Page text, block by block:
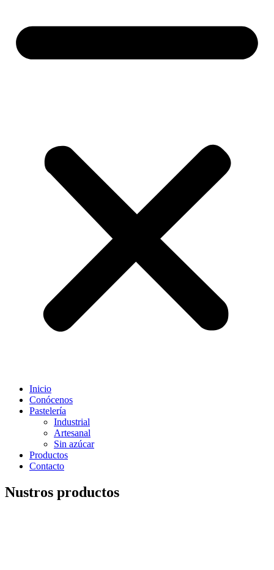
Inicio
Conócenos
Pastelería
Industrial
Artesanal
Sin azúcar
Productos
Contacto
Nustros productos